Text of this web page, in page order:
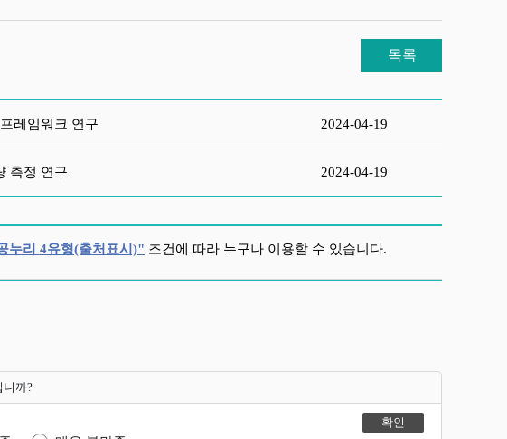
목록
레임워크 연구 2024-04-19
측정 연구 2024-04-19
누리 4유형(출처표시)" 조건에 따라 누구나 이용할 수 있습니다.
니까?